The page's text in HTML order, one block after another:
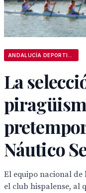
La
Náutico
El equipo nacional
el club hispalense, al